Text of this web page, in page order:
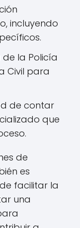
incluyendo
la Policía
Civil para
de contar
que
de
es
facilitar la
una